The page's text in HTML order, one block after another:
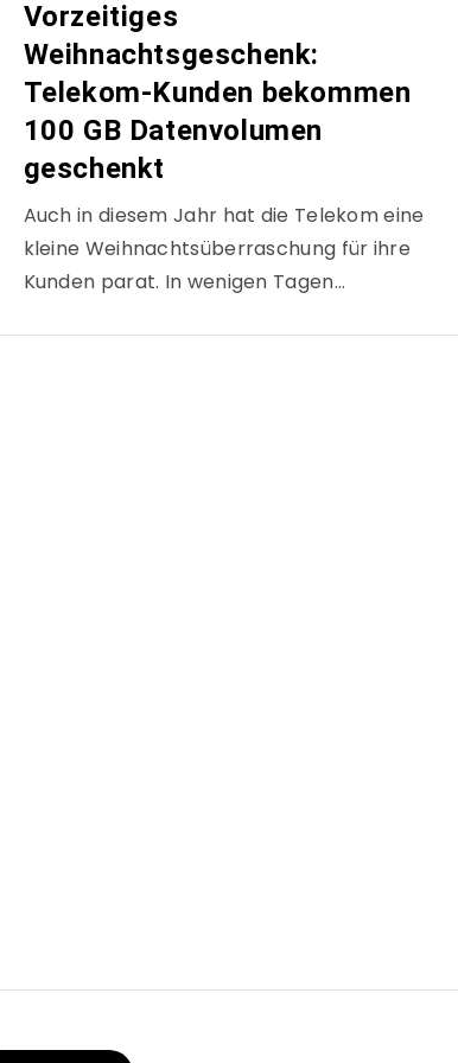
Vorzeitiges
Weihnachtsgeschenk:
Telekom-Kunden bekommen
100 GB Datenvolumen
geschenkt
Auch in diesem Jahr hat die Telekom eine
kleine Weihnachtsüberraschung für ihre
Kunden parat. In wenigen Tagen…